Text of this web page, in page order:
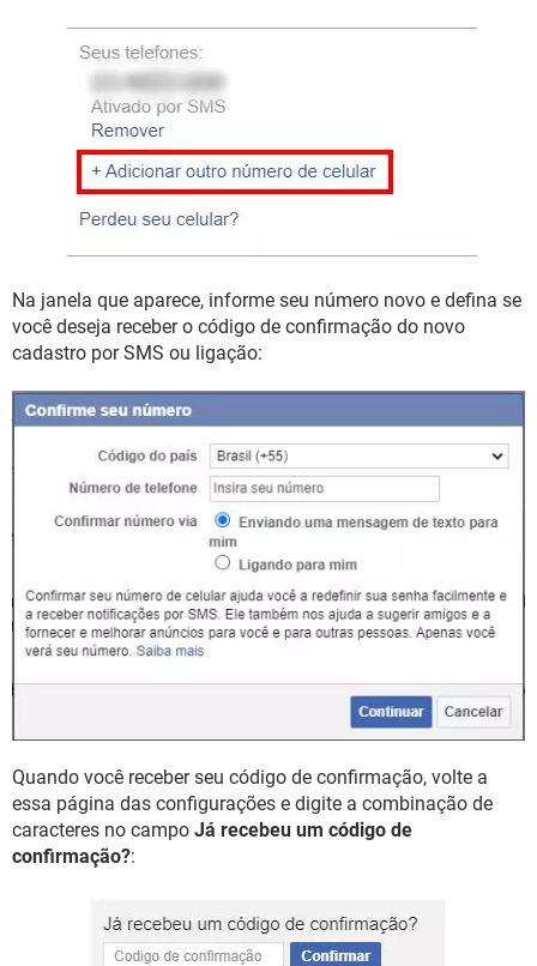
Na janela que aparece, informe seu número novo e defina se
você deseja receber o código de confirmação do novo
cadastro por SMS ou ligação:
Quando você receber seu código de confirmação, volte a
essa página das configurações e digite a combinação de
caracteres no campo Já recebeu um código de
confirmação?: